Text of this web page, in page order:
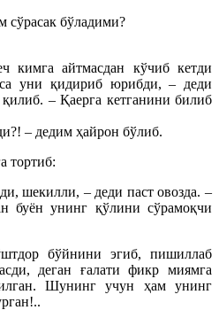
сўрасак бўладими?
кимга айтмасдан кўчиб кетди
уни қидириб юрибди, – деди
– Қаерга кетганини билиб
– дедим ҳайрон бўлиб.
тортиб:
шекилли, – де­ди паст овозда. –
буён унинг қўлини сўрамоқчи
бўйнини эгиб, пишиллаб
деган ғалати фикр миямга
Шунинг учун ҳам унинг